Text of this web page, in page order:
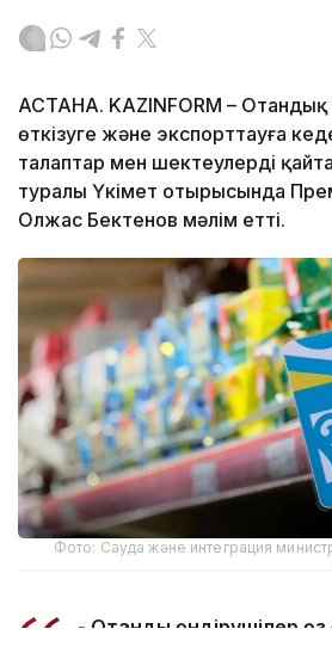
АСТАНА. KAZINFORM –
өткізуге және экспорттауға
талаптар мен шектеулерді
туралы Үкімет отырысында
Олжас Бектенов мәлім етті.
Фото: Сауда және интеграция
- Отандық өндірушілер өз